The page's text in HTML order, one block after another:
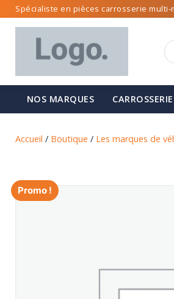
Spécialiste en pièces carrosserie multi-
NOS MARQUES CARROSSERIE
Accueil / Boutique / Les marques de
Promo !